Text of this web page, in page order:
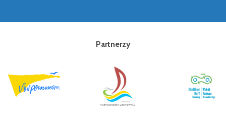
Partnerzy